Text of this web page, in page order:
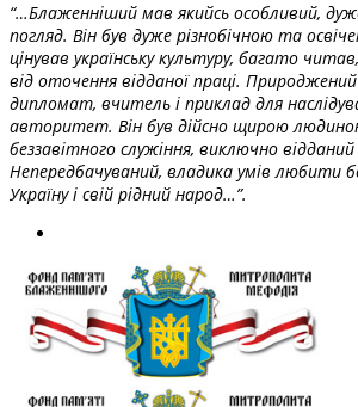
“…Блаженніший мав якийсь особливий,
погляд. Він був дуже різнобічною та
цінував українську культуру, багато
від оточення відданої праці.
дипломат, вчитель і приклад для
авторитет. Він був дійсно щирою
беззавітного служіння, виключно відданий
Непередбачуваний, владика умів любити
Україну і свій рідний народ…”.